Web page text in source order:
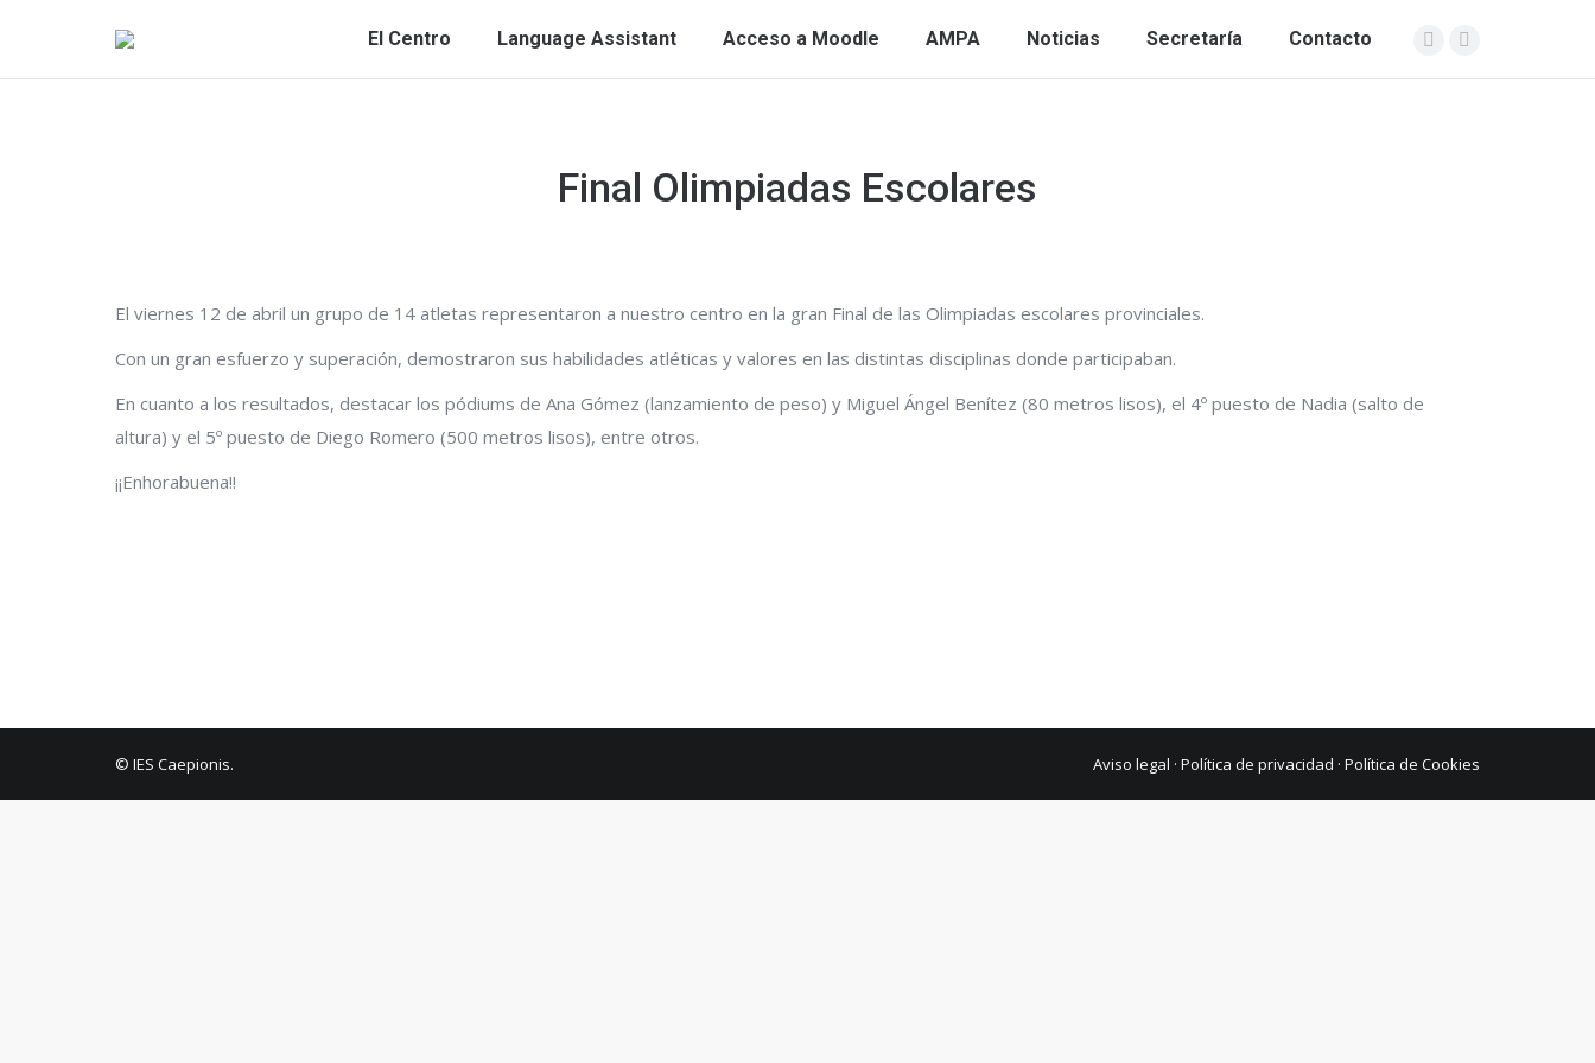
El Centro Language Assistant Acceso a Moodle AMPA Noticias Secretaría Contacto
Abrir
enlace
Abrir
enlace
Final Olimpiadas Escolares
El viernes 12 de abril un grupo de 14 atletas representaron a nuestro centro en la gran Final de las Olimpiadas escolares provinciales.
Con un gran esfuerzo y superación, demostraron sus habilidades atléticas y valores en las distintas disciplinas donde participaban.
En cuanto a los resultados, destacar los pódiums de Ana Gómez (lanzamiento de peso) y Miguel Ángel Benítez (80 metros lisos), el 4º puesto de Nadia (salto de
altura) y el 5º puesto de Diego Romero (500 metros lisos), entre otros.
¡¡Enhorabuena!!
© IES Caepionis. Aviso legal · Política de privacidad · Política de Cookies